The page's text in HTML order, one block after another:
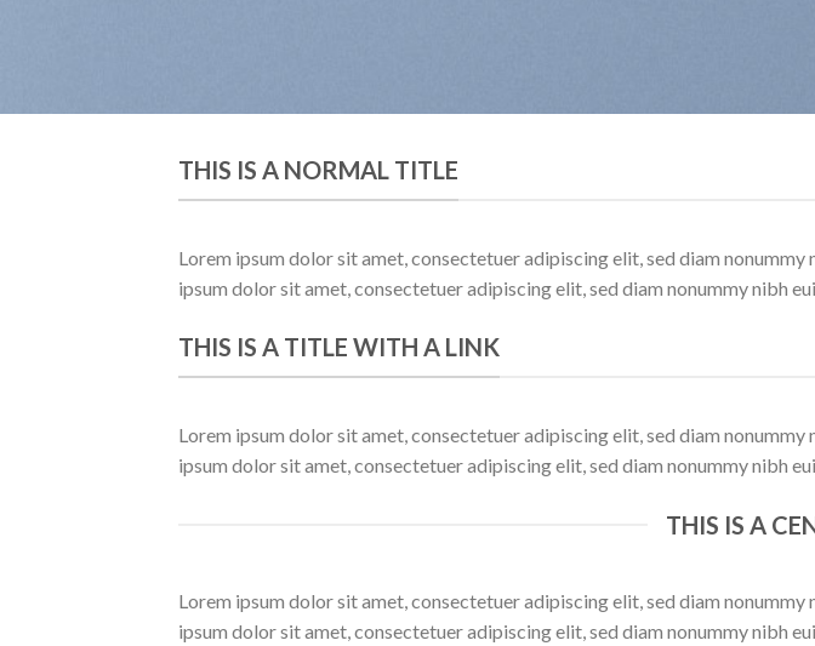
THIS IS A NORMAL TITLE
Lorem ipsum dolor sit amet, consectetuer adipiscing elit, sed diam
ipsum dolor sit amet, consectetuer adipiscing elit, sed diam nonummy nibh
THIS IS A TITLE WITH A LINK
Lorem ipsum dolor sit amet, consectetuer adipiscing elit, sed diam
ipsum dolor sit amet, consectetuer adipiscing elit, sed diam nonummy nibh
THIS IS A
Lorem ipsum dolor sit amet, consectetuer adipiscing elit, sed diam
ipsum dolor sit amet, consectetuer adipiscing elit, sed diam nonummy nibh